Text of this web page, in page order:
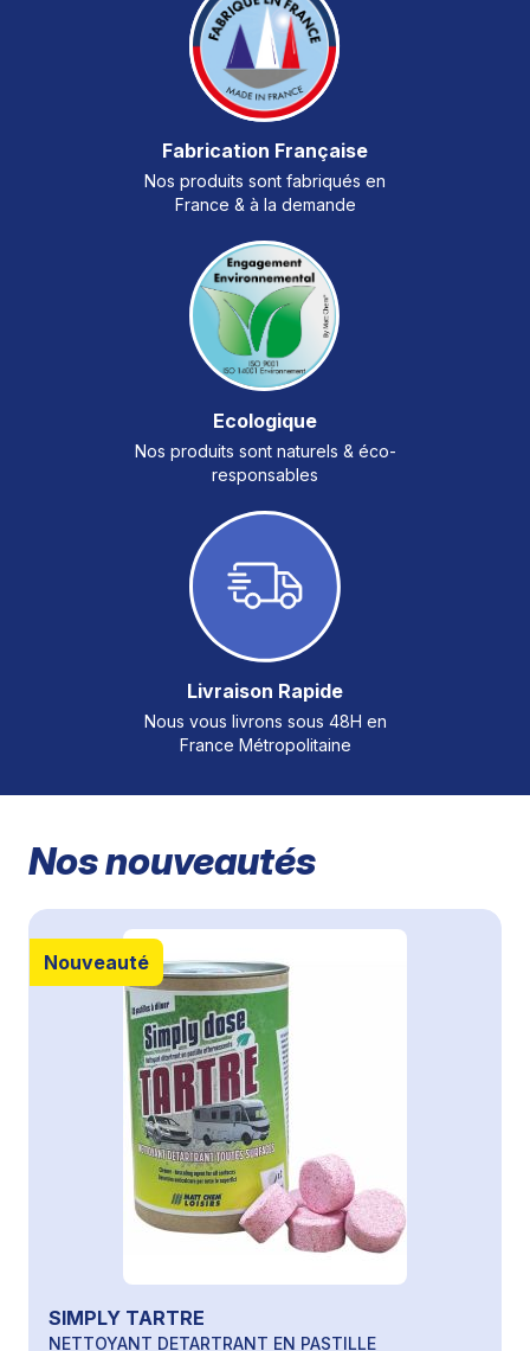
Fabrication Française
Nos produits sont fabriqués en
France & à la demande
Ecologique
Nos produits sont naturels & éco-
responsables
Livraison Rapide
Nous vous livrons sous 48H en
France Métropolitaine
Nos nouveautés
Nouveauté
SIMPLY TARTRE
NETTOYANT DETARTRANT EN PASTILLE